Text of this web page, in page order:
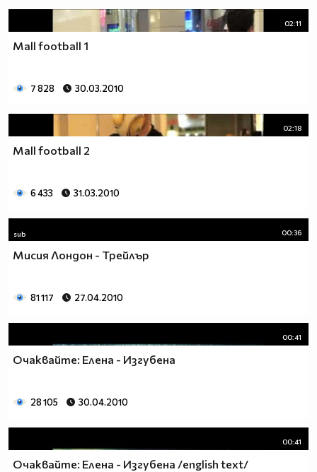
02:11
Mall football 1
7 828 30.03.2010
02:18
Mall football 2
6 433 31.03.2010
sub 00:36
Мисия Лондон - Трейлър
81 117 27.04.2010
00:41
Очаквайте: Елена - Изгубена
28 105 30.04.2010
00:41
Очаквайте: Елена - Изгубена /english text/